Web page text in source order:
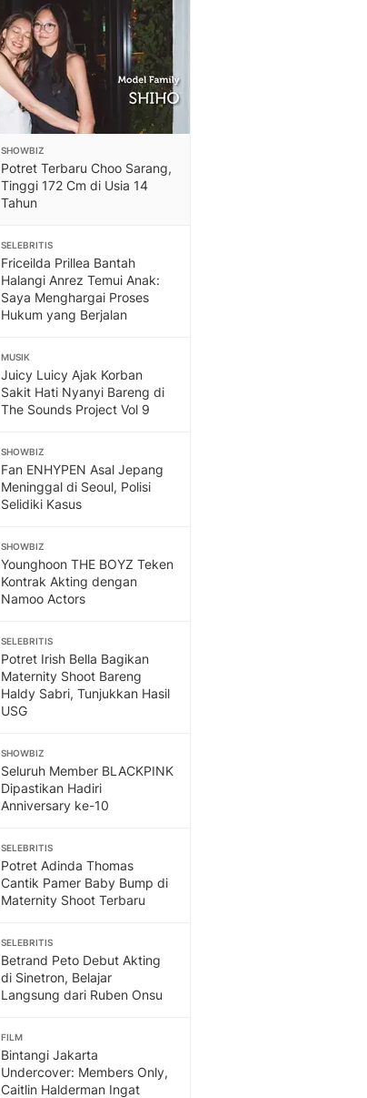
SHOWBIZ
Potret Terbaru Choo Sarang,
Tinggi 172 Cm di Usia 14
Tahun
SELEBRITIS
Friceilda Prillea Bantah
Halangi Anrez Temui Anak:
Saya Menghargai Proses
Hukum yang Berjalan
MUSIK
Juicy Luicy Ajak Korban
Sakit Hati Nyanyi Bareng di
The Sounds Project Vol 9
SHOWBIZ
Fan ENHYPEN Asal Jepang
Meninggal di Seoul, Polisi
Selidiki Kasus
SHOWBIZ
Younghoon THE BOYZ Teken
Kontrak Akting dengan
Namoo Actors
SELEBRITIS
Potret Irish Bella Bagikan
Maternity Shoot Bareng
Haldy Sabri, Tunjukkan Hasil
USG
SHOWBIZ
Seluruh Member BLACKPINK
Dipastikan Hadiri
Anniversary ke-10
SELEBRITIS
Potret Adinda Thomas
Cantik Pamer Baby Bump di
Maternity Shoot Terbaru
SELEBRITIS
Betrand Peto Debut Akting
di Sinetron, Belajar
Langsung dari Ruben Onsu
FILM
Bintangi Jakarta
Undercover: Members Only,
Caitlin Halderman Ingat